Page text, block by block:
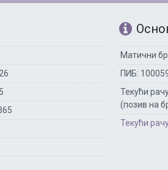
Матични
ПИБ:
Текући
(позив на
Текући